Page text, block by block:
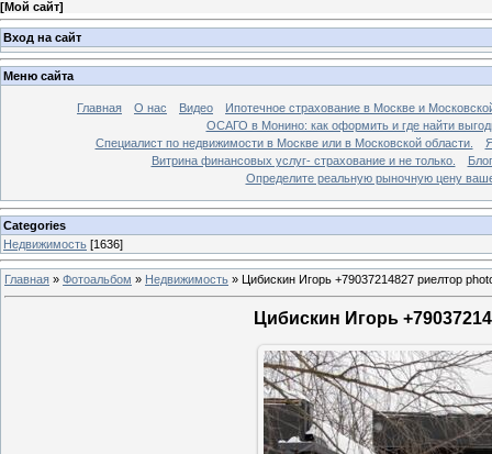
[Мой сайт]
Вход на сайт
Меню сайта
Главная О нас Видео
Ипотечное страхование в Москве и
ОСАГО в Монино: как оформить и где найти
Специалист по недвижимости в Москве или в Московской области.
Витрина финансовых услуг- страхование и не только.
Блог
Определите реальную рыночную цену
Categories
Недвижимость [1636]
Главная » Фотоальбом » Недвижимость » Цибискин Игорь +79037214827 риелтор
Цибискин Игорь